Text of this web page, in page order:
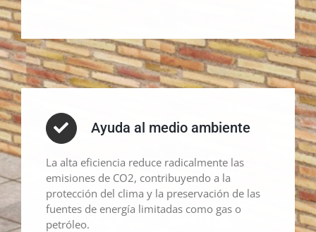
Ayuda al medio ambiente
La alta eficiencia reduce radicalmente las
emisiones de CO2, contribuyendo a la
protección del clima y la preservación de las
fuentes de energía limitadas como gas o
petróleo.